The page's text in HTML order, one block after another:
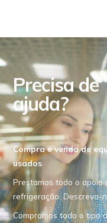
Precisa de
ajuda?
Compra e venda de
usados
Prestamos todo o apoio
refrigeração.
Compramos todo o tipo